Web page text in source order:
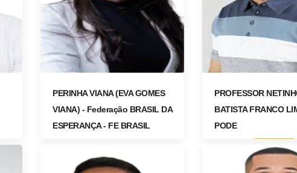
PERINHA VIANA (EVA GOMES
VIANA) - Federação BRASIL DA
ESPERANÇA - FE BRASIL
ACESSAR
PROFESSOR
BATISTA FRANCO
PODE
ACESSAR